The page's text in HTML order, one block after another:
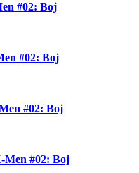
#02: Boj
#02: Boj
#02: Boj
Men #02: Boj